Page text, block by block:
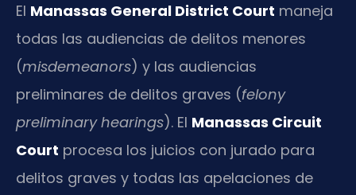
El Manassas General District Court maneja
todas las audiencias de delitos menores
(misdemeanors) y las audiencias
preliminares de delitos graves (felony
preliminary hearings). El Manassas Circuit
Court procesa los juicios con jurado para
delitos graves y todas las apelaciones de